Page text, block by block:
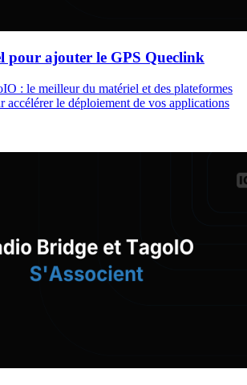
pour ajouter le GPS Queclink
: le meilleur du matériel et des plateformes
accélérer le déploiement de vos applications